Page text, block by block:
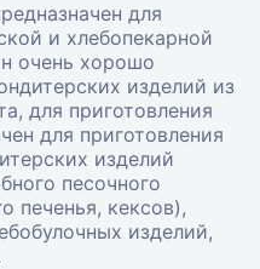
для
и хлебопекарной
очень хорошо
изделий из
для приготовления
для приготовления
изделий
песочного
печенья, кексов),
изделий,